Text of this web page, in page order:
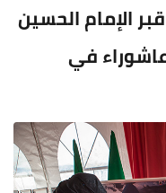
الإمام الحسين
في